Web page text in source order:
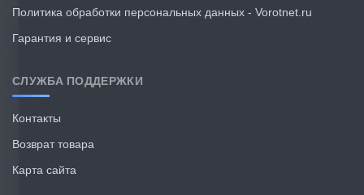
исправно. понравилось приложение с
хорошим функционалом. устанавливал все
Политика обработки персональных данных - Vorotnet.ru
Гарантия и сервис
СЛУЖБА ПОДДЕРЖКИ
Контакты
Возврат товара
Карта сайта